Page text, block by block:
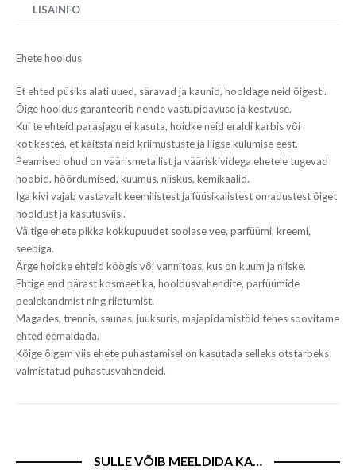
LISAINFO
Ehete hooldus
Et ehted püsiks alati uued, säravad ja kaunid, hooldage neid õigesti.
Õige hooldus garanteerib nende vastupidavuse ja kestvuse.
Kui te ehteid parasjagu ei kasuta, hoidke neid eraldi karbis või
kotikestes, et kaitsta neid kriimustuste ja liigse kulumise eest.
Peamised ohud on väärismetallist ja vääriskividega ehetele tugevad
hoobid, hõõrdumised, kuumus, niiskus, kemikaalid.
Iga kivi vajab vastavalt keemilistest ja füüsikalistest omadustest õiget
hooldust ja kasutusviisi.
Vältige ehete pikka kokkupuudet soolase vee, parfüümi, kreemi,
seebiga.
Ärge hoidke ehteid köögis või vannitoas, kus on kuum ja niiske.
Ehtige end pärast kosmeetika, hooldusvahendite, parfüümide
pealekandmist ning riietumist.
Magades, trennis, saunas, juuksuris, majapidamistöid tehes soovitame
ehted eemaldada.
Kõige õigem viis ehete puhastamisel on kasutada selleks otstarbeks
valmistatud puhastusvahendeid.
SULLE VÕIB MEELDIDA KA…